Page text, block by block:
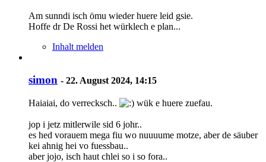
Am sunndi isch ömu wieder huere leid gsie.
Hoffe dr De Rossi het würklech e plan...
Inhalt melden
simon - 22. August 2024, 14:15
Haiaiai, do verrecksch.. wük e huere zuefau.
jop i jetz mitlerwile sid 6 johr..
es hed vorauem mega fiu wo nuuuume motze, aber de säuber
kei ahnig hei vo fuessbau..
aber jojo, isch haut chlei so i so fora..